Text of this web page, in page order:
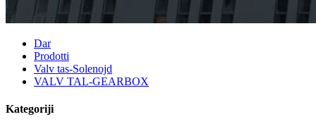
Dar
Prodotti
Valv tas-Solenojd
VALV TAL-GEARBOX
Kategoriji